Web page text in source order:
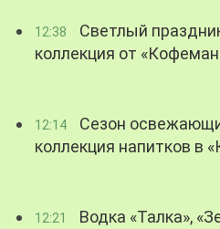
12:38
Светлый
коллекция от
12:14
Сезон
коллекция напитков в
12:21
Водка «Талка»,